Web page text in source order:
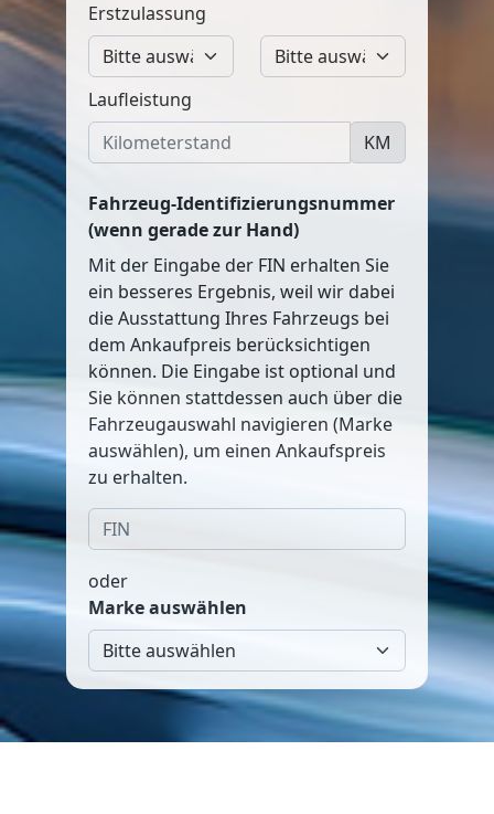
Erstzulassung
Laufleistung
KM
Fahrzeug-Identifizierungsnummer
(wenn gerade zur Hand)
Mit der Eingabe der FIN erhalten Sie
ein besseres Ergebnis, weil wir dabei
die Ausstattung Ihres Fahrzeugs bei
dem Ankaufpreis berücksichtigen
können. Die Eingabe ist optional und
Sie können stattdessen auch über die
Fahrzeugauswahl navigieren (Marke
auswählen), um einen Ankaufspreis
zu erhalten.
oder
Marke auswählen